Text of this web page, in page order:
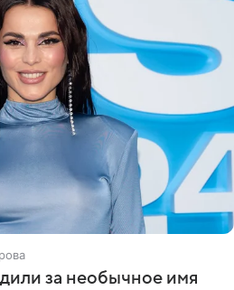
за необычное имя